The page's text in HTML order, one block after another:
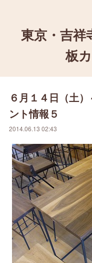
東京・吉祥
板
６月１４日（土
ント情報５
2014.06.13 02:43